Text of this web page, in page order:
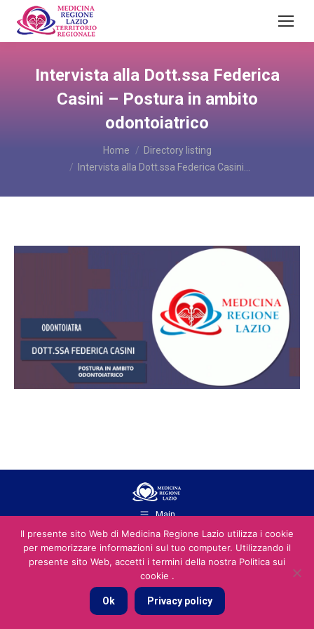
Intervista alla Dott.ssa Federica
Casini – Postura in ambito
odontoiatrico
Home
Directory listing
Intervista alla Dott.ssa Federica Casini…
Main
- pec: yousocialsrls@pec.it
Il presente sito Web di Medicina Regione Lazio utilizza i cookie
per memorizzare informazioni sul tuo computer. Utilizzando il
presente sito Web, accetti i termini della nostra Politica sui
cookie .
Ok Privacy policy